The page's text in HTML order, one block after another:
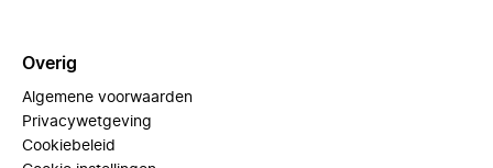
Overig
Algemene voorwaarden
Privacywetgeving
Cookiebeleid